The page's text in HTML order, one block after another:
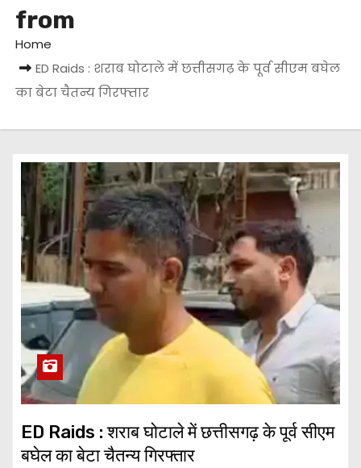
from
Home
ED Raids : शराब घोटाले में छत्तीसगढ़ के पूर्व सीएम बघेल
का बेटा चैतन्य गिरफ्तार
ED Raids : शराब घोटाले में छत्तीसगढ़ के पूर्व सीएम
बघेल का बेटा चैतन्य गिरफ्तार